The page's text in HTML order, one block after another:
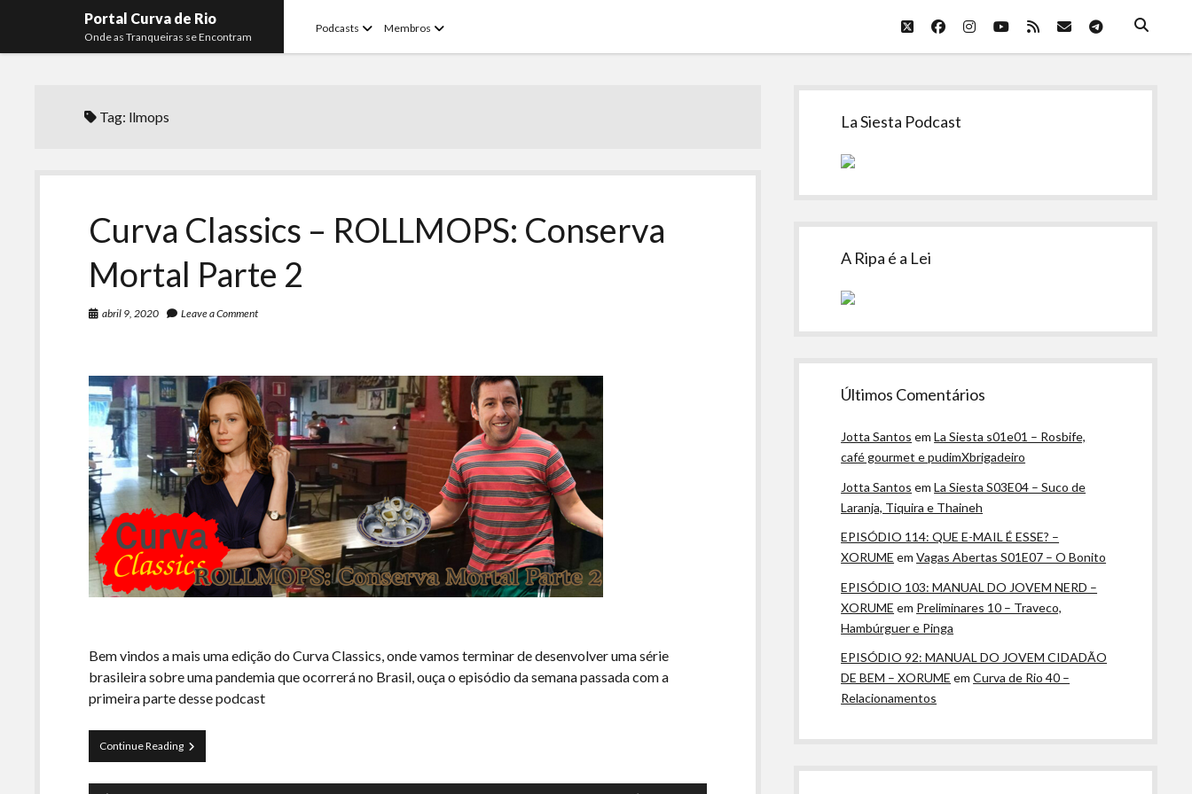
Portal Curva de Rio
Onde as Tranqueiras se Encontram
Podcasts openMembros open
twitterfacebookinstagram
youtube
rss emailtelegram
Tag: llmops
Curva Classics – ROLLMOPS: Conserva
Mortal Parte 2
abril 9, 2020 Leave a Comment
Bem vindos a mais uma edição do Curva Classics, onde vamos terminar de desenvolver uma série
brasileira sobre uma pandemia que ocorrerá no Brasil, ouça o episódio da semana passada com a
primeira parte desse podcast
Continue ReadingCurva
Classics
Sidebar
La Siesta Podcast
A Ripa é a Lei
Últimos Comentários
Jotta Santos emLa Siesta s01e01 – Rosbife,
café gourmet e pudimXbrigadeiro
Jotta Santos emLa Siesta S03E04 – Suco de
Laranja, Tiquira e Thaineh
EPISÓDIO 114: QUE E-MAIL É ESSE? –
XORUME emVagas Abertas S01E07 – O Bonito
EPISÓDIO 103: MANUAL DO JOVEM NERD –
XORUME em Preliminares 10 – Traveco,
Hambúrguer e Pinga
EPISÓDIO 92: MANUAL DO JOVEM CIDADÃO
DE BEM – XORUME emCurva de Rio 40 –
Relacionamentos